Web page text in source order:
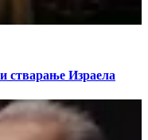
стварање Израела